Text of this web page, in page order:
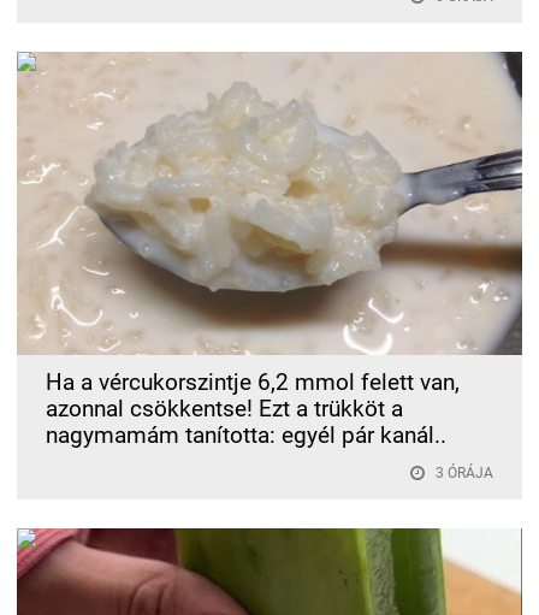
Ha a vércukorszintje 6,2 mmol felett van,
azonnal csökkentse! Ezt a trükköt a
nagymamám tanította: egyél pár kanál..
3 ÓRÁJA